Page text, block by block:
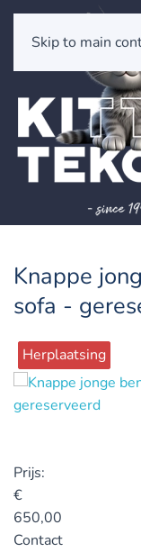
Skip to main
Knappe
sofa -
Herplaatsing
Prijs:
€
650,00
Contact